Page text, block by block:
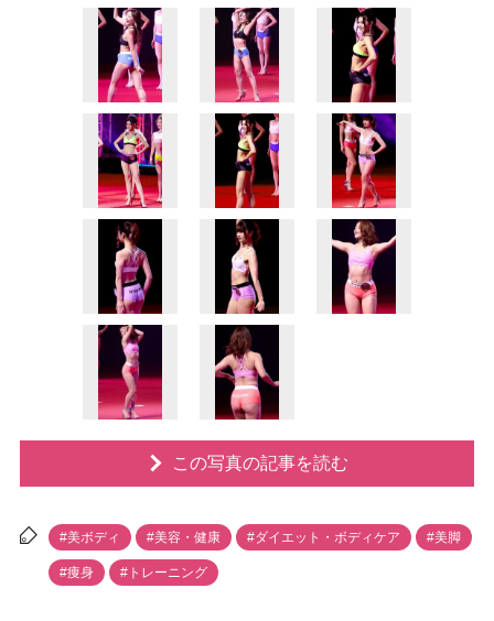
この写真の記事を読む
#美ボディ #美容・健康 #ダイエット・ボディケア #美脚
#痩身 #トレーニング